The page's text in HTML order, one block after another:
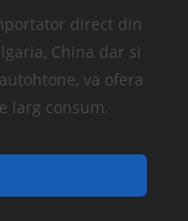
direct din
China dar si
va ofera
larg consum.